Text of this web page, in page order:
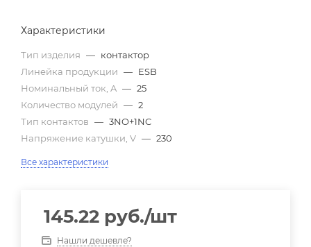
Характеристики
Тип изделия — контактор
Линейка продукции — ESB
Номинальный ток, A — 25
Количество модулей — 2
Тип контактов — 3NO+1NC
Напряжение катушки, V — 230
Все характеристики
145.22 руб./шт
Нашли дешевле?